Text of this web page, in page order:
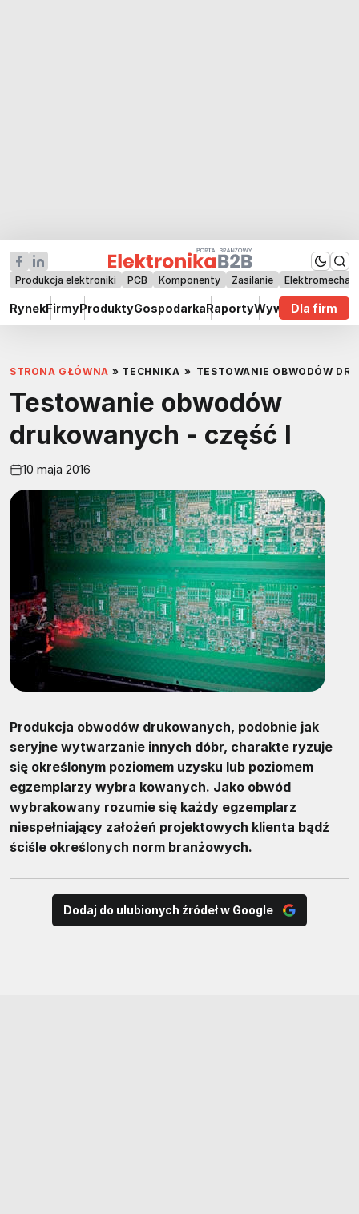
Produkcja elektroniki PCB Komponenty Zasilanie
RynekFirmyProduktyGospodarkaRaportyWywiadyDla firm
STRONA GŁÓWNA » TECHNIKA » TESTOWANIE OBWODÓW
Testowanie obwodów
drukowanych - część I
10 maja 2016
Produkcja obwodów drukowanych, podobnie jak
seryjne wytwarzanie innych dóbr, charakte ryzuje
się określonym poziomem uzysku lub poziomem
egzemplarzy wybra kowanych. Jako obwód
wybrakowany rozumie się każdy egzemplarz
niespełniający założeń projektowych klienta bądź
ściśle określonych norm branżowych.
Dodaj do ulubionych źródeł w Google